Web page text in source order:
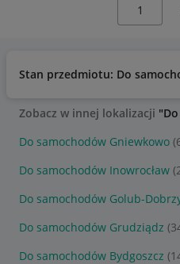
Stan przedmiotu: Do
Zobacz w innej lokalizacji
Do samochodów Gniewkowo
Do samochodów Inowrocław
Do samochodów Golub-
Do samochodów Grudziądz
Do samochodów Bydgoszcz